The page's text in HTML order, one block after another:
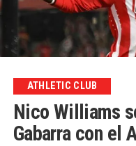
ATHLETIC CLUB
Nico Williams
Gabarra con el